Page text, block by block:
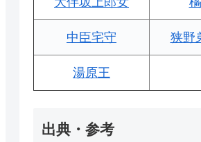
中臣宅守 狭野
湯原王
出典・参考